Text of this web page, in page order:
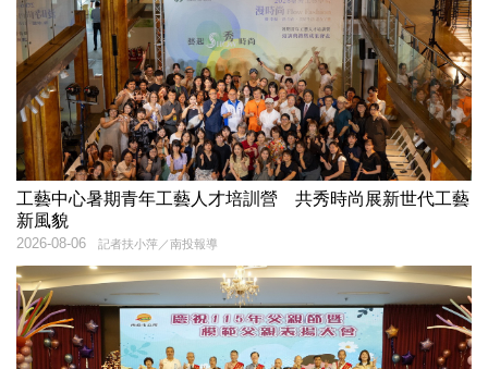
工藝中心暑期青年工藝人才培訓營 共秀時尚展新世代工藝
新風貌
記者扶小萍／南投報導
2026-08-06